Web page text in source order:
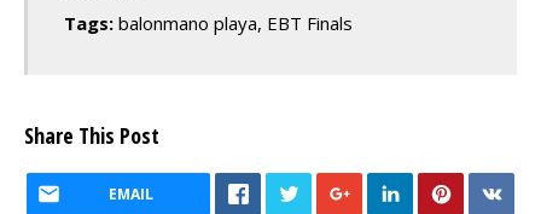
Tags: balonmano playa, EBT Finals
Share This Post
EMAIL